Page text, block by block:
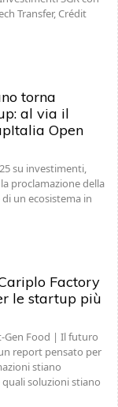
Transfer, Crédit
torna
al via il
Open
su investimenti,
proclamazione della
un ecosistema in
Factory
le startup più
Gen Food | Il futuro
report pensato per
stiano
soluzioni stiano